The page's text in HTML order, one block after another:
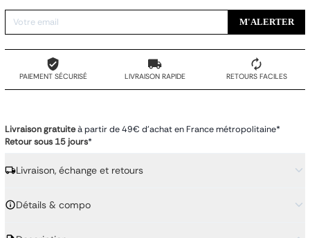
M'ALERTER
PAIEMENT SÉCURISÉ LIVRAISON RAPIDE RETOURS FACILES
Livraison gratuiteà partir de 49€ d'achat en France métropolitaine*
Retour sous 15 jours*
Livraison, échange et retours
Détails & compo